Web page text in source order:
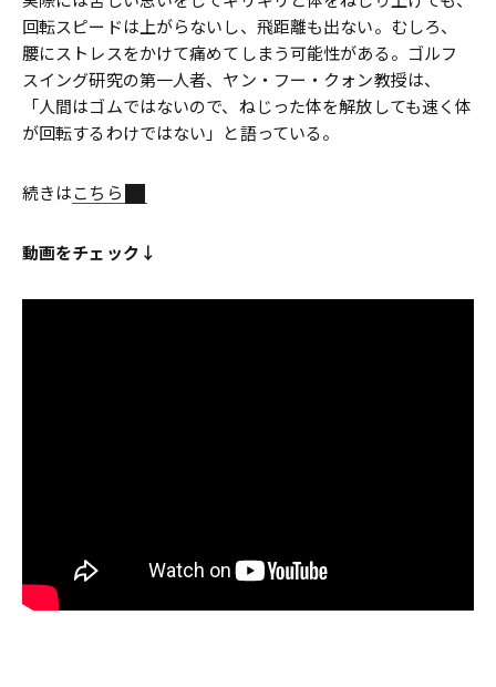
回転スピードは上がらないし、飛距離も出ない。むしろ、
腰にストレスをかけて痛めてしまう可能性がある。ゴルフ
スイング研究の第一人者、ヤン・フー・クォン教授は、
「人間はゴムではないので、ねじった体を解放しても速く体
が回転するわけではない」と語っている。
続きはこちら
動画をチェック↓